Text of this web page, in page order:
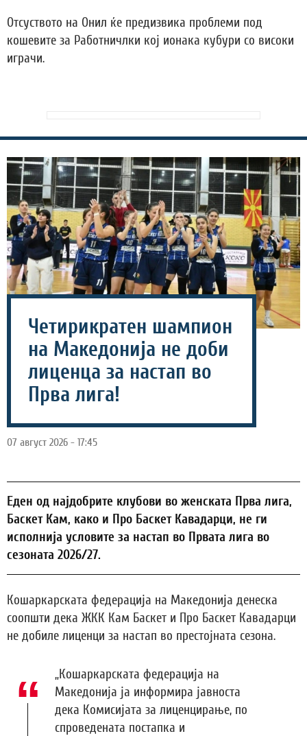
Отсуството на Онил ќе предизвика проблеми под
кошевите за Работничлки кој ионака кубури со високи
играчи.
Четирикратен шампион
на Македонија не доби
лиценца за настап во
Прва лига!
07 август 2026 - 17:45
Еден од најдобрите клубови во женската Прва лига,
Баскет Кам, како и Про Баскет Кавадарци, не ги
исполнија условите за настап во Првата лига во
сезоната 2026/27.
Кошаркарската федерација на Македонија денеска
соопшти дека ЖКК Кам Баскет и Про Баскет Кавадарци
не добиле лиценци за настап во престојната сезона.
„Кошаркарската федерација на
Македонија ја информира јавноста
дека Комисијата за лиценцирање, по
спроведената постапка и